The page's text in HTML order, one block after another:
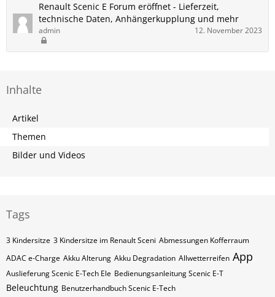
Renault Scenic E Forum eröffnet - Lieferzeit,
technische Daten, Anhängerkupplung und mehr
admin 12. November 2023
Inhalte
Artikel
Themen
Bilder und Videos
Tags
3 Kindersitze 3 Kindersitze im Renault Sceni Abmessungen Kofferraum
ADAC e-Charge Akku Alterung Akku Degradation Allwetterreifen App
Auslieferung Scenic E-Tech Ele Bedienungsanleitung Scenic E-T
Beleuchtung Benutzerhandbuch Scenic E-Tech